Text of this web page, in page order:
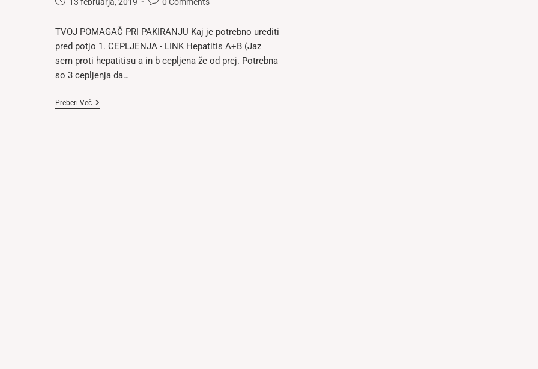
TVOJ POMAGAČ PRI PAKIRANJU Kaj je potrebno urediti
pred potjo 1. CEPLJENJA - LINK Hepatitis A+B (Jaz
sem proti hepatitisu a in b cepljena že od prej. Potrebna
so 3 cepljenja da…
Preberi VečPriprava